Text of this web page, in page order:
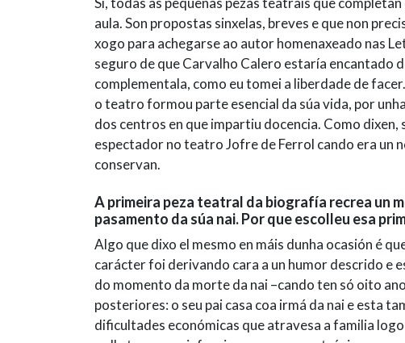
aula. Son propostas sinxelas, breves e que non
xogo para achegarse ao autor homenaxeado nas
seguro de que Carvalho Calero estaría encantado
complementala, como eu tomei a liberdade de
o teatro formou parte esencial da súa vida, por
dos centros en que impartiu docencia. Como
espectador no teatro Jofre de Ferrol cando era un
conservan.
A primeira peza teatral da biografía recrea un
pasamento da súa nai. Por que escolleu esa
Algo que dixo el mesmo en máis dunha ocasión é
carácter foi derivando cara a un humor descrido e
do momento da morte da nai –cando ten só oito
posteriores: o seu pai casa coa irmá da nai e esta
dificultades económicas que atravesa a familia